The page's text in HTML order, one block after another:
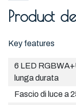
Product
Key features
6 LED
lunga durata
Fascio di luce a